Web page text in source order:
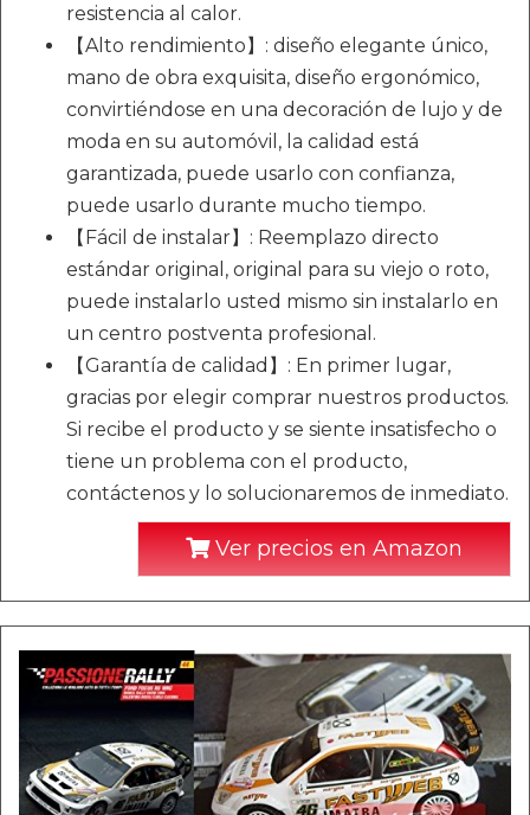
resistencia al calor.
【Alto rendimiento】: diseño elegante único,
mano de obra exquisita, diseño ergonómico,
convirtiéndose en una decoración de lujo y de
moda en su automóvil, la calidad está
garantizada, puede usarlo con confianza,
puede usarlo durante mucho tiempo.
【Fácil de instalar】: Reemplazo directo
estándar original, original para su viejo o roto,
puede instalarlo usted mismo sin instalarlo en
un centro postventa profesional.
【Garantía de calidad】: En primer lugar,
gracias por elegir comprar nuestros productos.
Si recibe el producto y se siente insatisfecho o
tiene un problema con el producto,
contáctenos y lo solucionaremos de inmediato.
Ver precios en Amazon